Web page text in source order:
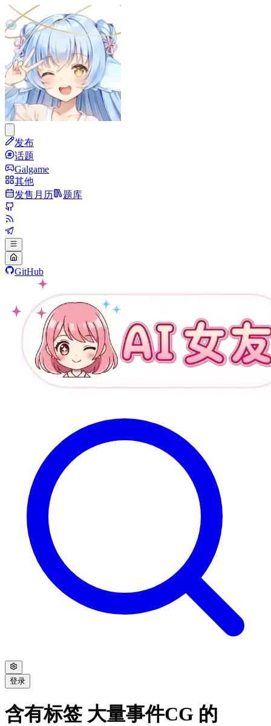
发布
话题
Galgame
其他
发售月历
题库
GitHub
登录
含有标签 大量事件CG 的